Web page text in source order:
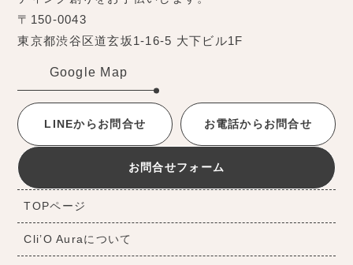
〒150-0043
東京都渋谷区道玄坂1-16-5 大下ビル1F
Google Map
LINEからお問合せ お電話からお問合せ
お問合せフォーム
TOPページ
Cli’O Auraについて